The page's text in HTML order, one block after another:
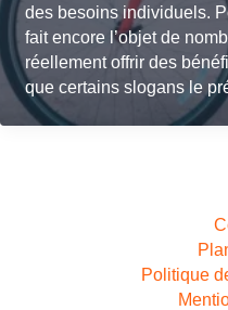
des besoins individuels.
fait encore l’objet de
réellement offrir des
que certains slogans le
Politique